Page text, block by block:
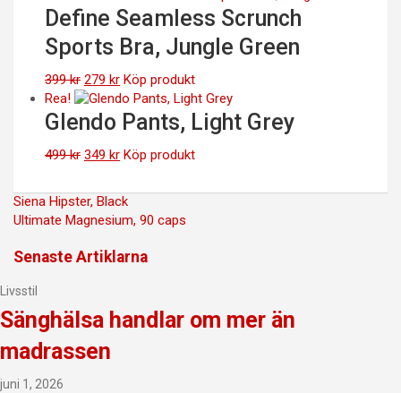
Define Seamless Scrunch
Sports Bra, Jungle Green
399kr Det
ursprungliga
priset
var:
399 kr.
279 krDet
nuvarande
priset
är:
279 kr.
Köp produkt
Rea!
Glendo Pants, Light Grey
499kr Det
priset
var:
499 kr.
349 krDet
priset
är:
349 kr.
Köp produkt
Inläggsnavigering
Siena Hipster, Black
Ultimate Magnesium, 90 caps
Senaste Artiklarna
Livsstil
Sänghälsa handlar om mer än
madrassen
juni 1, 2026